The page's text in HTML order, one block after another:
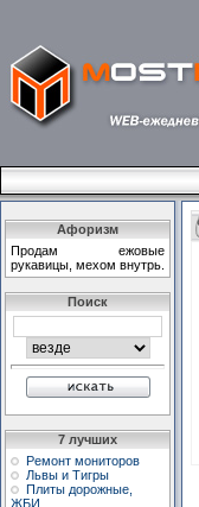
Афоризм
Продам ежовые
рукавицы, мехом внутрь.
Поиск
7 лучших
Ремонт мониторов
Львы и Тигры
Плиты дорожные,
ЖБИ